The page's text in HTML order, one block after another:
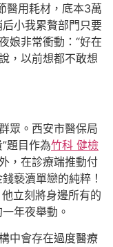
醫用耗材，底本3萬
小我累贅部門只要
娘非常衝動：“好在
，以前想都不敢想
眾。西安市醫保局
題目作為竹科 健檢
，在診療端推動付
褻瀆單戀的純粹！
他立刻將身邊所有的
年夜舉動。
中會存在過度醫療